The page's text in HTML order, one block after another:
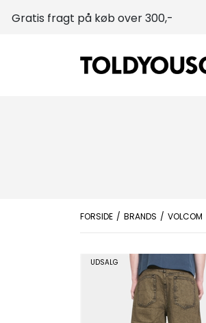
Gratis fragt på køb over 300,-
FORSIDE BRANDS VOLCOM
UDSALG